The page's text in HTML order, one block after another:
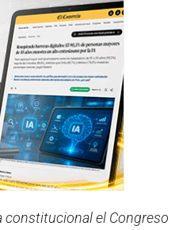
constitucional el Congreso